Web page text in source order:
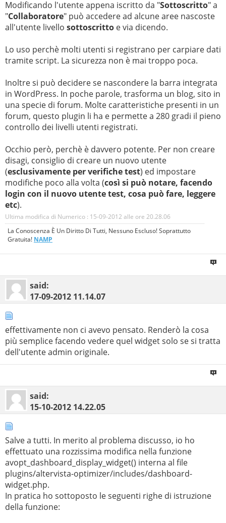
Modificando l'utente appena iscritto da "Sottoscritto" a
"Collaboratore" può accedere ad alcune aree nascoste
all'utente livello sottoscritto e via dicendo.
Lo uso perchè molti utenti si registrano per carpiare dati
tramite script. La sicurezza non è mai troppo poca.
Inoltre si può decidere se nascondere la barra integrata
in WordPress. In poche parole, trasforma un blog, sito in
una specie di forum. Molte caratteristiche presenti in un
forum, questo plugin li ha e permette a 280 gradi il pieno
controllo dei livelli utenti registrati.
Occhio però, perchè è davvero potente. Per non creare
disagi, consiglio di creare un nuovo utente
(esclusivamente per verifiche test) ed impostare
modifiche poco alla volta (così si può notare, facendo
login con il nuovo utente test, cosa può fare, leggere
etc).
Ultima modifica di Numerico : 15-09-2012 alle ore 20.28.06
La Conoscenza È Un Diritto Di Tutti, Nessuno Escluso! Soprattutto
Gratuita! NAMP
said:
17-09-2012 11.14.07
effettivamente non ci avevo pensato. Renderò la cosa
più semplice facendo vedere quel widget solo se si tratta
dell'utente admin originale.
said:
15-10-2012 14.22.05
Salve a tutti. In merito al problema discusso, io ho
effettuato una rozzissima modifica nella funzione
avopt_dashboard_display_widget() interna al file
plugins/altervista-optimizer/includes/dashboard-
widget.php.
In pratica ho sottoposto le seguenti righe di istruzione
della funzione: